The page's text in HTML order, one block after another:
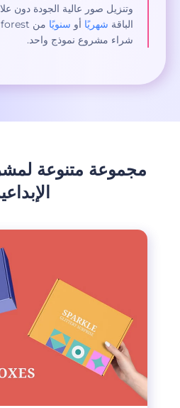
وتنزيل صور عالية الجودة دون
الباقة شهريًا أو سنويًا
شراء مشروع نموذج واحد.
مجموعة متنوعة